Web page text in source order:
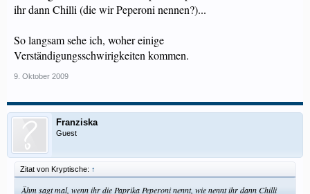
ihr dann Chilli (die wir Peperoni nennen?)...
So langsam sehe ich, woher einige
Verständigungsschwirigkeiten kommen.
9. Oktober 2009
Franziska
Guest
Zitat von Kryptische: ↑
Ähm sagt mal, wenn ihr die Paprika Peperoni nennt, wie nennt ihr dann Chilli